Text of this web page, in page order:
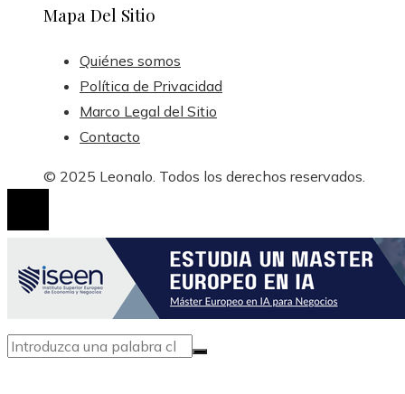
Mapa Del Sitio
Quiénes somos
Política de Privacidad
Marco Legal del Sitio
Contacto
© 2025 Leonalo. Todos los derechos reservados.